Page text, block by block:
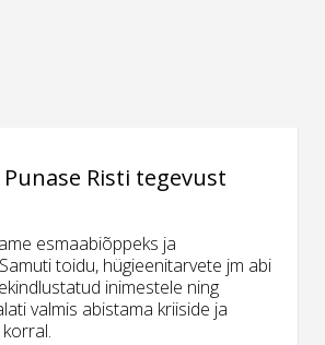
Risti tegevust
esmaabiõppeks ja
toidu, hügieenitarvete jm abi
inimestele ning
valmis abistama kriiside ja